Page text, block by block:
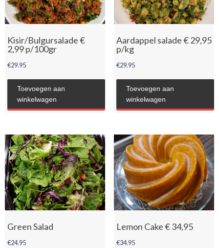
Kisir/Bulgursalade €
2,99 p/100gr
€29.95
Toevoegen aan
winkelwagen
Aardappel salade € 29,95
p/kg
€29.95
Toevoegen aan
winkelwagen
Green Salad
€24.95
Lemon Cake € 34,95
€34.95